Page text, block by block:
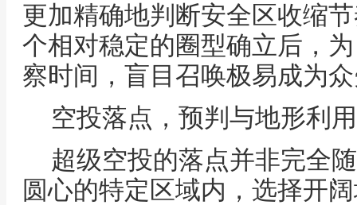
更加精确地判断安全区收缩
个相对稳定的圈型确立后，
察时间，盲目召唤极易成为
空投落点，预判与地形利
超级空投的落点并非完全
圆心的特定区域内，选择开